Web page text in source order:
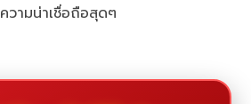
วามน่าเชื่อถือสุดๆ